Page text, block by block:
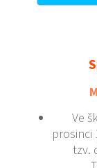
Ve
prosinci
tzv.